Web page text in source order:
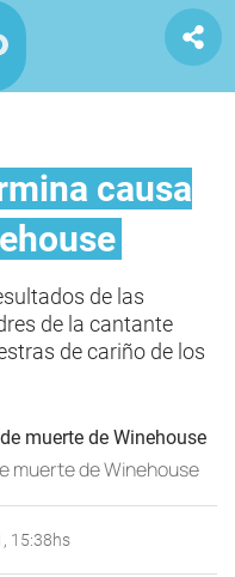
causa
de las
de la cantante
de cariño de los
muerte de Winehouse
15:38hs